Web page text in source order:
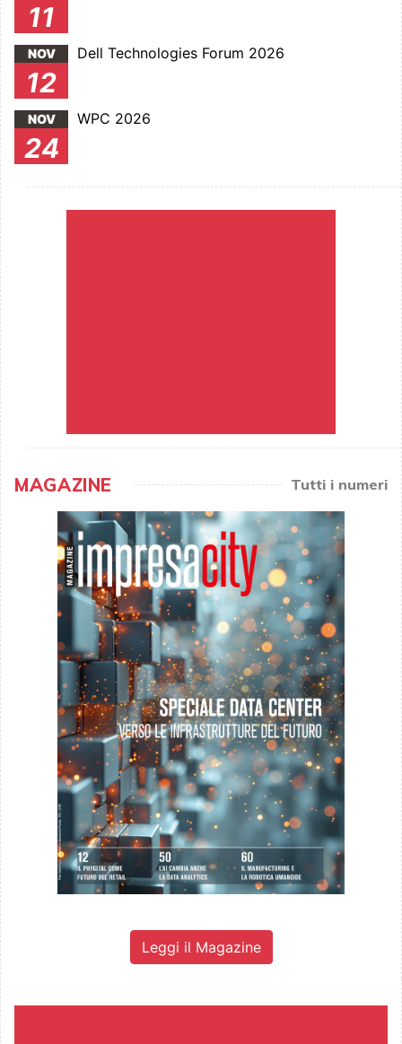
11
NOV
12
Dell Technologies Forum 2026
NOV
24
WPC 2026
MAGAZINE Tutti i numeri
Leggi il Magazine